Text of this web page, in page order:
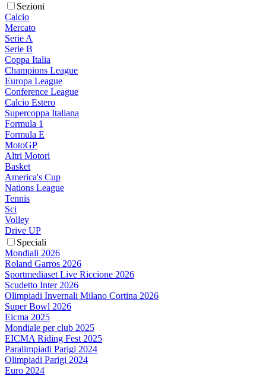
Sezioni
Calcio
Mercato
Serie A
Serie B
Coppa Italia
Champions League
Europa League
Conference League
Calcio Estero
Supercoppa Italiana
Formula 1
Formula E
MotoGP
Altri Motori
Basket
America's Cup
Nations League
Tennis
Sci
Volley
Drive UP
Speciali
Mondiali 2026
Roland Garros 2026
Sportmediaset Live Riccione 2026
Scudetto Inter 2026
Olimpiadi Invernali Milano Cortina 2026
Super Bowl 2026
Eicma 2025
Mondiale per club 2025
EICMA Riding Fest 2025
Paralimpiadi Parigi 2024
Olimpiadi Parigi 2024
Euro 2024